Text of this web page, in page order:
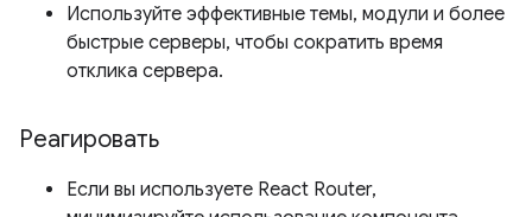
Используйте эффективные темы, модули и более
быстрые серверы, чтобы сократить время
отклика сервера.
Реагировать
Если вы используете React Router,